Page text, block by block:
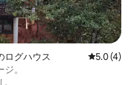
ログハウス レビュー4
5.0 (4)
。